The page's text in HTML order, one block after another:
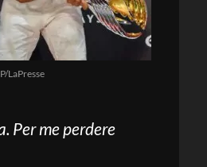
LaPresse
Per me perdere